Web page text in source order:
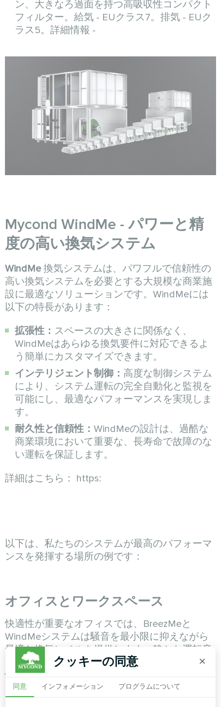
ン、大きなろ過面を持つ高吸収性コンパクト
フィルター。給気 - EUクラス7。排気 - EUク
ラス5。詳細情報 -
Mycond WindMe - パワーと精
度の高い換気システム
WindMe換気システムは、パワフルで信頼性の
高い換気システムを必要とする大規模な商業施
設に最適なソリューションです。WindMeには
以下の特長があります：
拡張性： スペースの大きさに関係なく、
WindMeはあらゆる換気要件に対応できるよ
う簡単にカスタマイズできます。
インテリジェント制御： 高度な制御システム
により、システム運転の完全自動化と監視を
可能にし、最適なパフォーマンスを実現しま
す。
耐久性と信頼性： WindMeの設計は、過酷な
商業環境において重要な、長寿命で故障のな
い運転を保証します。
詳細はこちら： https:
以下は、私たちのシステムが最高のパフォーマ
ンスを発揮する場所の例です：
オフィスとワークスペース
快適性が重要なオフィスでは、BreezMeと
WindMeシステムは騒音を最小限に抑えながら
最適な換気レベルを提供します。静かな運転音
と効果的な空気ろ過により、従業員は健康的で
快適な職場環境を楽しむことができ、生産性と
幸福感につながります。
クッキーの同意 ×
同意 インフォメーション プログラムについて